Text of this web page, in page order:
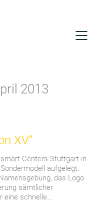
2013
XV“
Centers Stuttgart in
aufgelegt.
das Logo
sämtlicher
eine schnelle…